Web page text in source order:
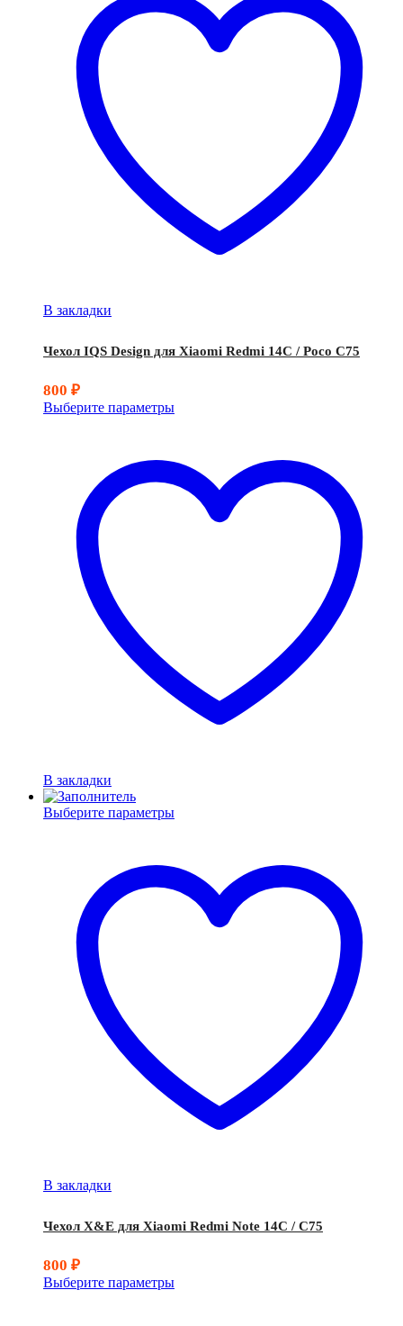
В закладки
Чехол IQS Design для Xiaomi Redmi 14C / Poco C75
800 ₽
Выберите параметры
В закладки
Выберите параметры
В закладки
Чехол X&E для Xiaomi Redmi Note 14C / C75
800 ₽
Выберите параметры